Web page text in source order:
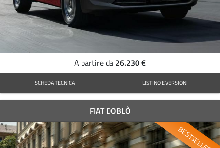
A partire da 26.230 €
SCHEDA TECNICA LISTINO E VERSIONI
FIAT DOBLÒ
BESTSELLER